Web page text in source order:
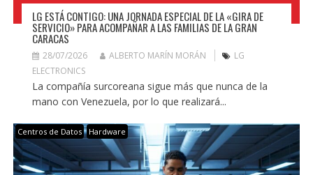
LG ESTÁ CONTIGO: UNA JORNADA ESPECIAL DE LA «GIRA DE
SERVICIO» PARA ACOMPAÑAR A LAS FAMILIAS DE LA GRAN
CARACAS
28/07/2026 ALBERTO MARÍN MORÁN
LG
ELECTRONICS
La compañía surcoreana sigue más que nunca de la
mano con Venezuela, por lo que realizará...
Centros de Datos Hardware